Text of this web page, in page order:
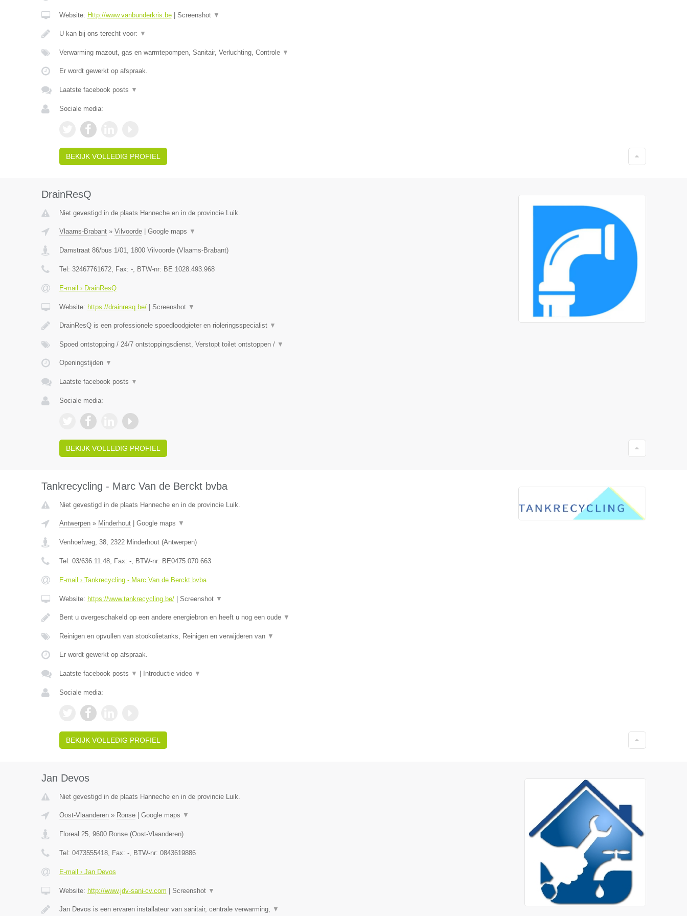
Website: Http://www.vanbunderkris.be| Screenshot ▼
U kan bij ons terecht voor: ▼
Verwarming mazout, gas en warmtepompen, Sanitair, Verluchting, Controle ▼
Er wordt gewerkt op afspraak.
Laatste facebook posts ▼
Sociale media:
BEKIJK VOLLEDIG PROFIEL
DrainResQ
Niet gevestigd in de plaats Hanneche en in de provincie Luik.
Vlaams-Brabant» Vilvoorde| Google maps ▼
Damstraat 86/bus 1/01, 1800 Vilvoorde(Vlaams-Brabant)
Tel: 32467761672, Fax: -, BTW-nr: BE 1028.493.968
E-mail › DrainResQ
Website: https://drainresq.be/| Screenshot ▼
DrainResQ is een professionele spoedloodgieter en rioleringsspecialist ▼
Spoed ontstopping / 24/7 ontstoppingsdienst, Verstopt toilet ontstoppen / ▼
Openingstijden ▼
Laatste facebook posts ▼
Sociale media:
BEKIJK VOLLEDIG PROFIEL
Tankrecycling - Marc Van de Berckt bvba
Niet gevestigd in de plaats Hanneche en in de provincie Luik.
Antwerpen» Minderhout| Google maps ▼
Venhoefweg, 38, 2322 Minderhout(Antwerpen)
Tel: 03/636.11.48, Fax: -, BTW-nr: BE0475.070.663
E-mail › Tankrecycling - Marc Van de Berckt bvba
Website: https://www.tankrecycling.be/| Screenshot ▼
Bent u overgeschakeld op een andere energiebron en heeft u nog een oude ▼
Reinigen en opvullen van stookolietanks, Reinigen en verwijderen van ▼
Er wordt gewerkt op afspraak.
Laatste facebook posts ▼ Introductie video ▼
Sociale media:
BEKIJK VOLLEDIG PROFIEL
Jan Devos
Niet gevestigd in de plaats Hanneche en in de provincie Luik.
Oost-Vlaanderen» Ronse| Google maps ▼
Floreal 25, 9600 Ronse(Oost-Vlaanderen)
Tel: 0473555418, Fax: -, BTW-nr: 0843619886
E-mail › Jan Devos
Website: http://www.jdv-sani-cv.com Screenshot ▼
Jan Devos is een ervaren installateur van sanitair, centrale verwarming, ▼